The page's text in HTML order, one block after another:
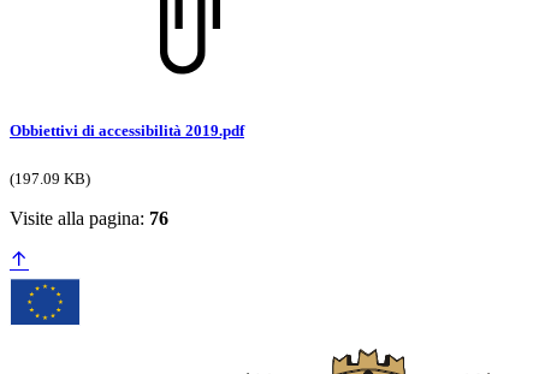
Obbiettivi di accessibilità 2019.pdf
(197.09 KB)
Visite alla pagina: 76